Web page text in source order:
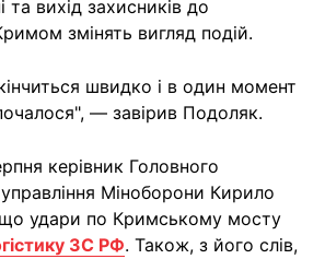
та вихід захисників до
змінять вигляд подій.
швидко і в один момент
— завірив Подоляк.
керівник Головного
Міноборони Кирило
удари по Кримському мосту
ЗС РФ. Також, з його слів,